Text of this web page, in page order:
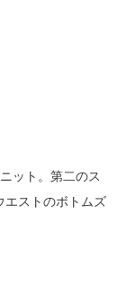
ット。第二のス
エストのボトムズ